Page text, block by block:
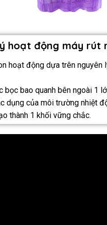
hoạt động máy rút
hoạt động dựa trên
bọc bao quanh bên ngoài 1
dụng của môi trường nhiệt
thành 1 khối vững chắc.